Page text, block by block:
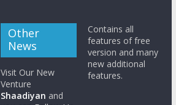
Other
News
Visit Our New
Venture
Shaadiyan and
Contains all
features of free
version and many
new additional
features.